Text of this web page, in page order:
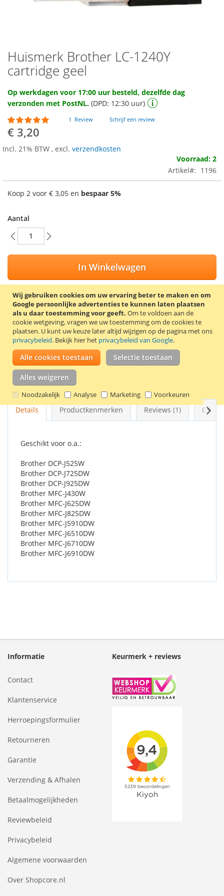
Wij gebruiken cookies om uw ervaring beter te maken en om
Google persoonlijke advertenties te kunnen laten plaatsen
als u daar toestemming voor geeft. Om te voldoen aan de
cookie wetgeving, vragen we uw toestemming om de cookies te
plaatsen. U kunt uw keuze later altijd wijzigen op de pagina met ons
privacybeleid. Bekijk hier het privacybeleid van Google.
Alle cookies toestaan Selectie toestaan
Alles weigeren
Noodzakelijk Analyse Marketing Voorkeuren
Ga
naar
het
van
de
afbeeldingen-
gallerij
Huismerk Brother LC-1240Y
cartridge geel
Op werkdagen voor 17:00 uur besteld, dezelfde dag
verzonden met PostNL. (DPD: 12:30 uur)
Waardering:
100
% of100
1 Review Schrijf een review
€ 3,20
Incl. 21% BTW , excl. verzendkosten
Voorraad: 2
Artikel
1196
Koop 2 voor € 3,05 en bespaar 5%
Aantal
In Winkelwagen
VOEG TOE AAN VERLANGLIJST
TOEVOEGEN OM TE VERGELIJKEN
100% Nieuwe compatible Brother LC-1240Y inkt cartridge.
Inhoud: 10 ml. Kleur: geel.
Goede kwaliteit en 2 jaar garantie!
Details Productkenmerken Reviews 1
Geschikt voor o.a.:
Brother DCP-J525W
Brother DCP-J725DW
Brother DCP-J925DW
Brother MFC-J430W
Brother MFC-J625DW
Brother MFC-J825DW
Brother MFC-J5910DW
Brother MFC-J6510DW
Brother MFC-J6710DW
Brother MFC-J6910DW
Informatie
Contact
Klantenservice
Herroepingsformulier
Retourneren
Garantie
Verzending & Afhalen
Betaalmogelijkheden
Reviewbeleid
Privacybeleid
Algemene voorwaarden
Over Shopcore.nl
Keurmerk + reviews